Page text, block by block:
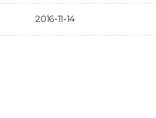
2016-11-14